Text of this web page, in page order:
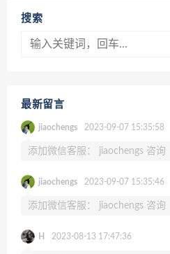
搜索
最新留言
jiaochengs 2023-09-07 15:35:58
添加微信客服： jiaochengs 咨询
jiaochengs 2023-09-07 15:35:46
添加微信客服： jiaochengs 咨询
H 2023-08-13 17:47:36